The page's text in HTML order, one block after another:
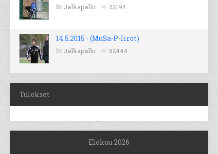
Jalkapallo 22194
14.5.2015 - (MuSa-P-Iirot)
Jalkapallo 52444
Tulokset
Elokuu 2026